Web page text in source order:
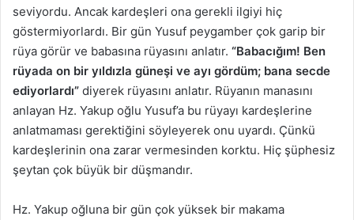
seviyordu. Ancak kardeşleri ona gerekli ilgiyi hiç
göstermiyorlardı. Bir gün Yusuf peygamber çok garip bir
rüya görür ve babasına rüyasını anlatır. “Babacığım! Ben
rüyada on bir yıldızla güneşi ve ayı gördüm; bana secde
ediyorlardı” diyerek rüyasını anlatır. Rüyanın manasını
anlayan Hz. Yakup oğlu Yusuf’a bu rüyayı kardeşlerine
anlatmaması gerektiğini söyleyerek onu uyardı. Çünkü
kardeşlerinin ona zarar vermesinden korktu. Hiç şüphesiz
şeytan çok büyük bir düşmandır.
Hz. Yakup oğluna bir gün çok yüksek bir makama